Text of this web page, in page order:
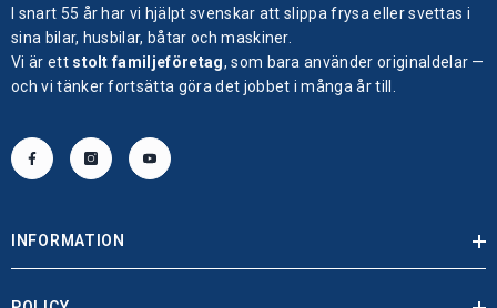
I snart 55 år har vi hjälpt svenskar att slippa frysa eller svettas i
sina bilar, husbilar, båtar och maskiner.
Vi är ett stolt familjeföretag, som bara använder originaldelar —
och vi tänker fortsätta göra det jobbet i många år till.
INFORMATION